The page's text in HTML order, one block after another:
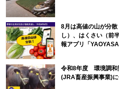
8月は高値の山が分
し）、はくさい（前
報アプリ「
令和8年度 環境調和
(JRA畜産振興事業)